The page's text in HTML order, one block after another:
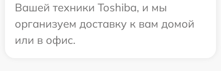
Вашей техники Toshiba, и мы
организуем доставку к вам домой
или в офис.